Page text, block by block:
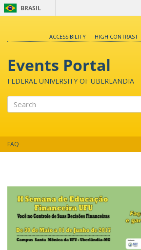
BRASIL
ACCESSIBILITY
HIGH CONTRAST
Events Portal
FEDERAL UNIVERSITY OF UBERLANDIA
FAQ